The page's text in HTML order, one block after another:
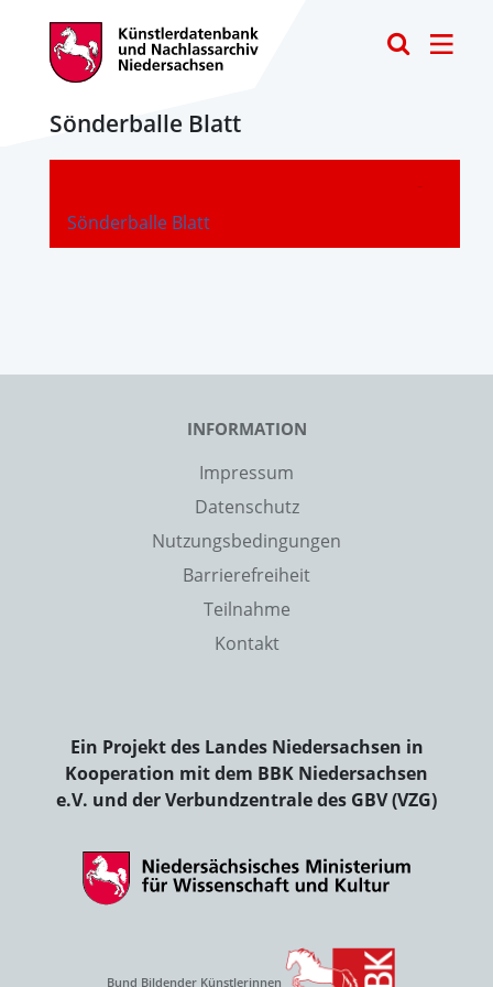
Sönderballe Blatt
Sönderballe Blatt
-
INFORMATION
Impressum
Datenschutz
Nutzungsbedingungen
Barrierefreiheit
Teilnahme
Kontakt
Ein Projekt des Landes Niedersachsen in
Kooperation mit dem BBK Niedersachsen
e.V. und der Verbundzentrale des GBV (VZG)
Bund Bildender Künstlerinnen